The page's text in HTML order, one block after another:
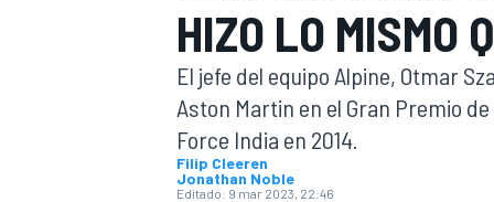
HIZO LO MISMO
El jefe del equipo Alpine, Otmar
Aston Martin en el Gran Premio
Force India en 2014.
Filip Cleeren
Jonathan Noble
Editado: 9 mar 2023, 22:46